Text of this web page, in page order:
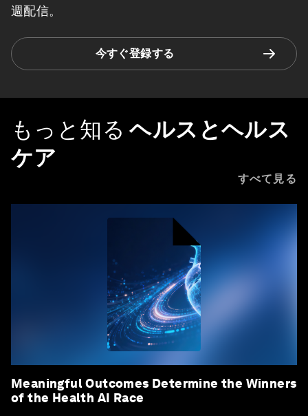
週配信。
今すぐ登録する
もっと知る ヘルスとヘルス
ケア
すべて見る
Meaningful Outcomes Determine the Winners
of the Health AI Race